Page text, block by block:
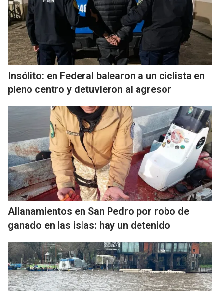
Insólito: en Federal balearon a un ciclista en
pleno centro y detuvieron al agresor
Allanamientos en San Pedro por robo de
ganado en las islas: hay un detenido